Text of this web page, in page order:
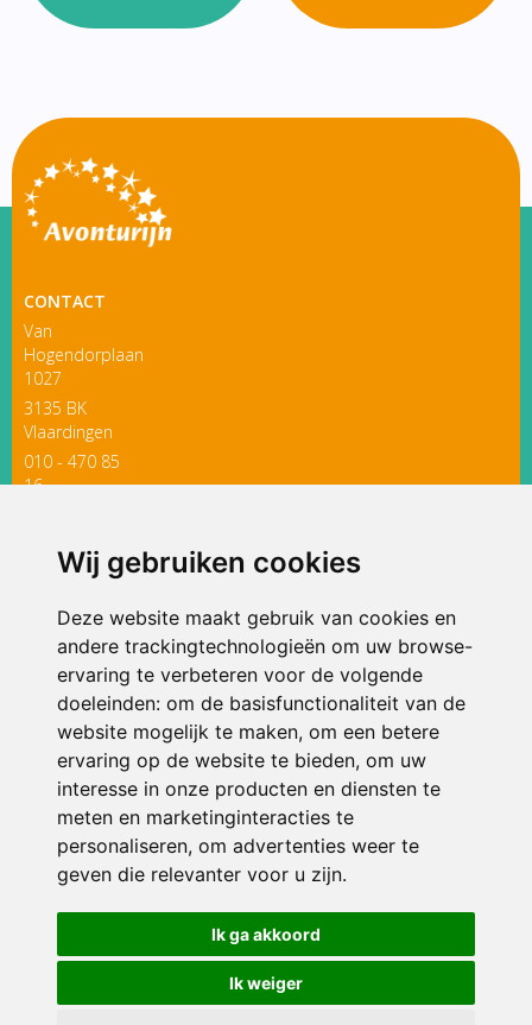
Wij gebruiken cookies
Deze website maakt gebruik van cookies en
andere trackingtechnologieën om uw browse-
ervaring te verbeteren voor de volgende
doeleinden: om de basisfunctionaliteit van de
website mogelijk te maken, om een betere
ervaring op de website te bieden, om uw
interesse in onze producten en diensten te
meten en marketinginteracties te
personaliseren, om advertenties weer te
geven die relevanter voor u zijn.
Ik ga akkoord
Ik weiger
CONTACT
Van
Hogendorplaan
1027
3135 BK
Vlaardingen
010 - 470 85
16
ONDERDEEL VAN
© 2026 Avonturijn | Alle rechten voorbehouden
Privacy policy|Disclaimer| Klachtenregeling|RSIN en Anbi
voorkeuren
Crealisatie The MindOffice